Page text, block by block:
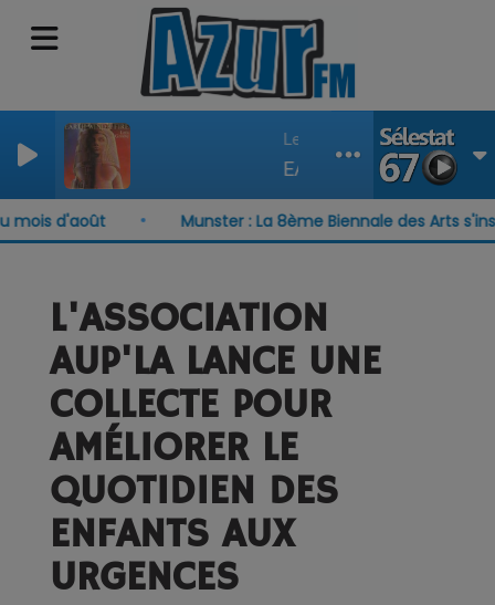
Let s groove
EARTH WIND AND FIRE
d'août Munster : La 8ème Biennale des Arts
L'ASSOCIATION
AUP'LA LANCE UNE
COLLECTE POUR
AMÉLIORER LE
QUOTIDIEN DES
ENFANTS AUX
URGENCES